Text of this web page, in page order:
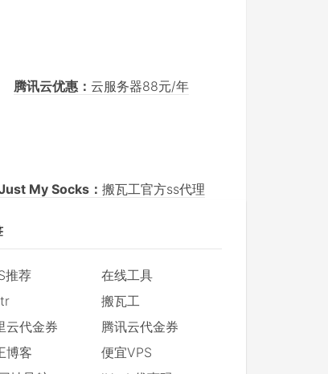
腾讯云优惠： 云服务器88元/年
My Socks： 搬瓦工官方ss代理
推荐
在线工具
搬瓦工
云代金券
腾讯云代金券
博客
便宜VPS